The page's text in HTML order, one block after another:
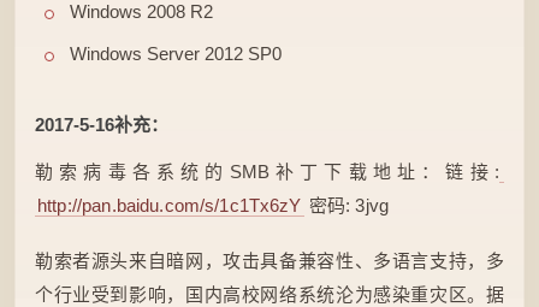
Windows 2008 R2
Windows Server 2012 SP0
2017-5-16补充：
勒索病毒各系统的SMB补丁下载地址：链接:
http://pan.baidu.com/s/1c1Tx6zY 密码: 3jvg
勒索者源头来自暗网，攻击具备兼容性、多语言支持，多
个行业受到影响，国内高校网络系统沦为感染重灾区。据